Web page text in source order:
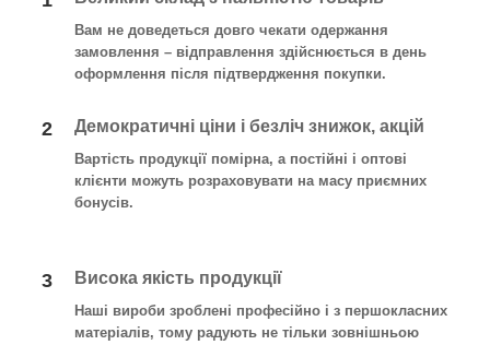
Вам не доведеться довго чекати одержання
замовлення – відправлення здійснюється в день
оформлення після підтвердження покупки.
2 Демократичні ціни і безліч знижок, акцій
Вартість продукції помірна, а постійні і оптові
клієнти можуть розраховувати на масу приємних
бонусів.
3 Висока якість продукції
Наші вироби зроблені професійно і з першокласних
матеріалів, тому радують не тільки зовнішньою